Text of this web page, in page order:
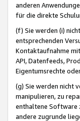
anderen
für die direkte
(f) Sie werden (i)
entsprechenden
Kontaktaufnahme
API, Datenfeeds,
Eigentumsrechte
(g) Sie werden nicht
manipulieren, zu
enthaltene Software
andere zugrunde